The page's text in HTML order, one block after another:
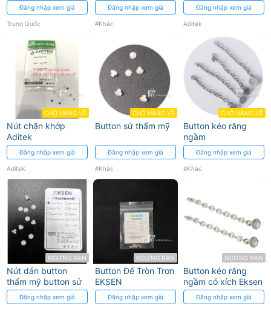
Đăng nhập xem giá
Trung Quốc
Đăng nhập xem giá
#Khác
Đăng nhập xem giá
Aditek
CHỜ HÀNG VỀ
Nút chặn khớp
Aditek
Đăng nhập xem giá
Aditek
CHỜ HÀNG VỀ
Button sứ thẩm mỹ
Đăng nhập xem giá
#Khác
CHỜ HÀNG VỀ
Button kéo răng
ngầm
Đăng nhập xem giá
#Khác
NGƯNG BÁN
Nút dán button
thẩm mỹ button sứ
Đăng nhập xem giá
NGƯNG BÁN
Button Đế Tròn Trơn
EKSEN
Đăng nhập xem giá
NGƯNG BÁN
Button kéo răng
ngầm có xích Eksen
Đăng nhập xem giá